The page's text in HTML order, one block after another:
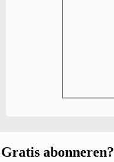
Gratis abonneren?